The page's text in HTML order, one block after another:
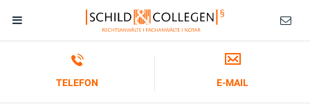
TELEFON E-MAIL